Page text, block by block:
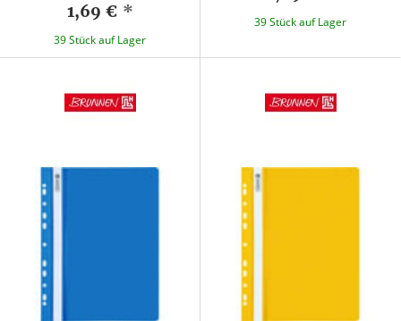
1,69 € *
39 Stück auf Lager
39 Stück auf Lager